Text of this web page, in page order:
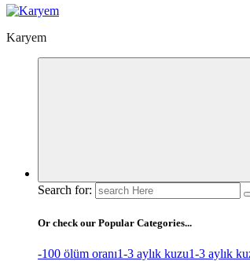
Karyem
Search for:
Or check our Popular Categories...
-100 ölüm oranı1-3 aylık kuzu1-3 aylık